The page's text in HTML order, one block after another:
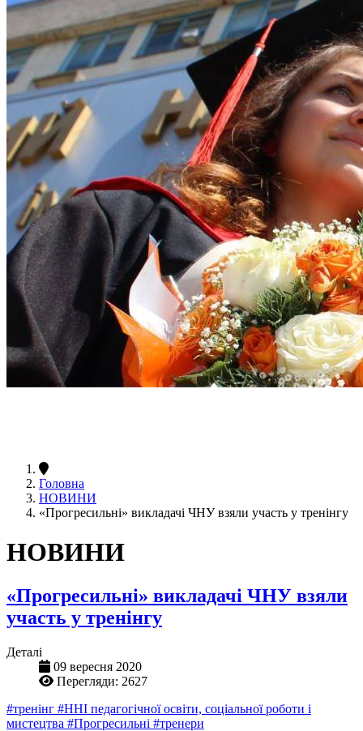
Головна
НОВИНИ
«Прогресильні» викладачі ЧНУ взяли участь у тренінгу
НОВИНИ
«Прогресильні» викладачі ЧНУ взяли
участь у тренінгу
Деталі
09 вересня 2020
Перегляди: 2627
#тренінг #ННІ педагогічної освіти, соціальної роботи і
мистецтва #Прогресильні #тренери